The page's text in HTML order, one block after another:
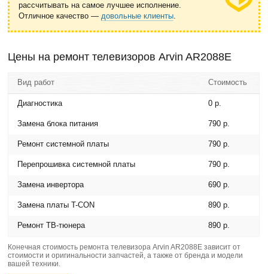
рассчитывать на самое лучшее исполнение.
Отличное качество —довольные клиенты.
Цены на ремонт телевизоров Arvin AR2088E
Вид работ Стоимость
Диагностика 0 р.
Замена блока питания 790 р.
Ремонт системной платы 790 р.
Перепрошивка системной платы 790 р.
Замена инвертора 690 р.
Замена платы T-CON 890 р.
Ремонт ТВ-тюнера 890 р.
Конечная стоимость ремонта телевизора Arvin AR2088E зависит от
стоимости и оригинальности запчастей, а также от бренда и модели
вашей техники.